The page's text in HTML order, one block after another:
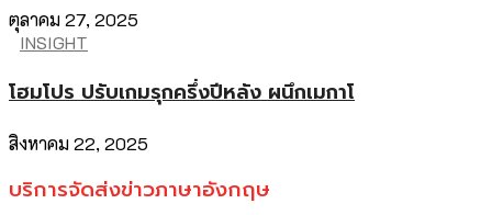
ตุลาคม 27, 2025
INSIGHT
โฮมโปร ปรับเกมรุกครึ่งปีหลัง ผนึกเมกาโ
สิงหาคม 22, 2025
บริการจัดส่งข่าวภาษาอังกฤษ